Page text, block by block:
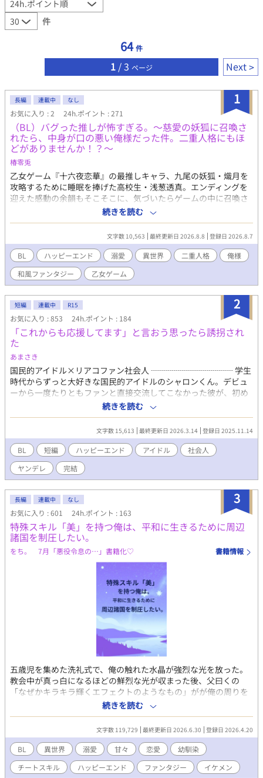
件
64 件
1 / 3 ページ Next
1
長編 連載中 なし
お気に入り : 2 24h.ポイント : 271
（BL）バグった推しが怖すぎる。〜慈愛の妖狐に召喚さ
れたら、中身が口の悪い俺様だった件。二重人格にもほ
どがありませんか！？〜
椿零兎
乙女ゲーム『十六夜恋華』の最推しキャラ、九尾の妖狐・熾月を
攻略するために睡眠を捧げた高校生・浅葱透真。エンディングを
迎えた感動の余韻もそこそこに、気づいたらゲームの中に召喚さ
れていた。 しかも、なぜか自分と同姓同名の「序盤で死ぬ悲劇の
キャラ」として。 最推しにやっと会えた！と思ったのも束の間。
目の前の熾月は、ゲームで見せていた慈愛の笑みはどこへやら、
口が悪くて傲慢で、初対面から「さっさと消えろ」と言い放つ、
俺様キャラにバグっていた。 それでも推しは推し。透真はゲーム
ガチ勢の知識を武器に、バグまみれの熾月を救うべく奮闘する
が……待っていたのは、「距離制限バグ」「殺意（好感度）爆上
がり」「監禁イベント発動」という次々と押し寄せるシステムの
暴走だった。 さらに追い打ちをかけるように、幼馴染の近衛騎士
団長は謎の執着を向けてくるし、飄々とした陰陽師は魂を観察し
てくるし、ヒロインはなぜか笑顔が怖い。 そして極めつけに、ゲ
ームのシステムが透真に告げた。 「お前は不純物だ。消えろ」 ガ
チ勢のプライドと、推しへの執着と、どうしても諦めきれない意
地だけを武器に、透真はこのクソみたいな「正しい世界」に、真
っ向から喧嘩を売ることにした。 ソフトなBLです。キスあり。
続きを読む
文字数 10,563 最終更新日 2026.8.8 登録日 2026.8.7
BL ハッピーエンド 溺愛 異世界 二重人格
俺様
和風ファンタジー
乙女ゲーム
2
短編 連載中 R15
お気に入り : 853 24h.ポイント : 184
「これからも応援してます」と言おう思ったら誘拐され
た
あまさき
国民的アイドル×リアコファン社会人 ┈┈┈┈┈┈┈┈┈┈ 学生
時代からずっと大好きな国民的アイドルのシャロンくん。デビュ
ーから一度たりともファンと直接交流してこなかった彼が、初め
て握手会を開くことになったらしい。一名様限定の激レアチケッ
トを手に入れてしまった僕は、感動の対面に胸を躍らせている
と… 「あぁ、ずっと会いたかった俺の天使」 気付けば、僕の世界
は180°変わってしまっていた。 ┈┈┈┈┈┈┈┈┈┈ 初めまして
です。お手柔らかにお願いします。 ムーンライトノベルズさんに
も掲載しております
続きを読む
文字数 15,613 最終更新日 2026.3.14 登録日 2025.11.14
BL 短編 ハッピーエンド アイドル
社会人
ヤンデレ
完結
3
長編 連載中 なし
お気に入り : 601 24h.ポイント : 163
特殊スキル「美」を持つ俺は、平和に生きるために周辺
諸国を制圧したい。
をち。 7月「悪役令息の…」書籍化♡ 書籍情報
五歳児を集めた洗礼式で、俺の触れた水晶が強烈な光を放った。
教会中が真っ白になるほどの鮮烈な光が収まった後、父曰くの
「なぜかキラキラ輝くエフェクトのようなもの」がが俺の周りを
彩っていたという。侍従曰く「まるで天使が降臨したかのようで
した」。 なんだそれ。 みなが唖然とする中、司教が感動に打ち震
えながら叫んだ。 「なんと！特殊スキルです！120年ぶりに特殊
スキルが授けられました！」 俺は顔には出さなかったが、内心
「やった！ 勇者だ！ 」と浮かれた。 厨二だというなかれ、
五歳児なんてそんなものだ。 だが神は無情だった。静まり返るホ
ールに、司教の興奮に上ずった声が響き渡る。 「なんと……スキ
続きを読む
文字数 119,729 最終更新日 2026.6.30 登録日 2026.4.20
BL 異世界 溺愛 甘々 恋愛
幼馴染
チートスキル
ハッピーエンド ファンタジー イケメン